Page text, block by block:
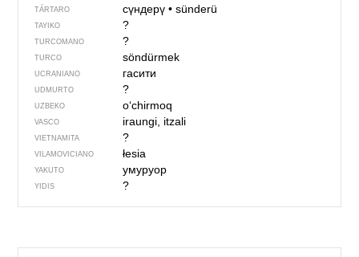
TÁRTARO сүндерү• sünderü
TAYIKO ?
TURCOMANO ?
TURCO söndürmek
UCRANIANO гасити
UDMURTO ?
UZBEKO o‘chirmoq
VASCO iraungi, itzali
VIETNAMITA ?
VILAMOVICIANO łesia
YAKUTO умуруор
YIDIS ?